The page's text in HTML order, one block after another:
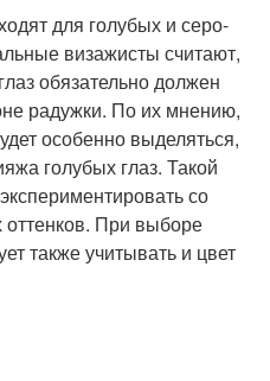
для голубых и серо-
визажисты считают,
обязательно должен
радужки. По их мнению,
особенно выделяться,
голубых глаз. Такой
со
При выборе
также учитывать и цвет